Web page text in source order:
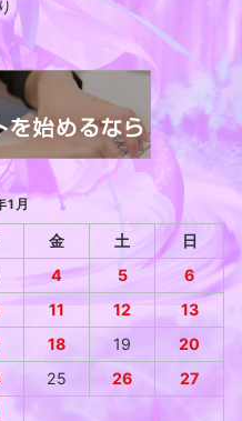
1月
金 土
日
4 5
6
11 12
13
18 19
20
25 26
27